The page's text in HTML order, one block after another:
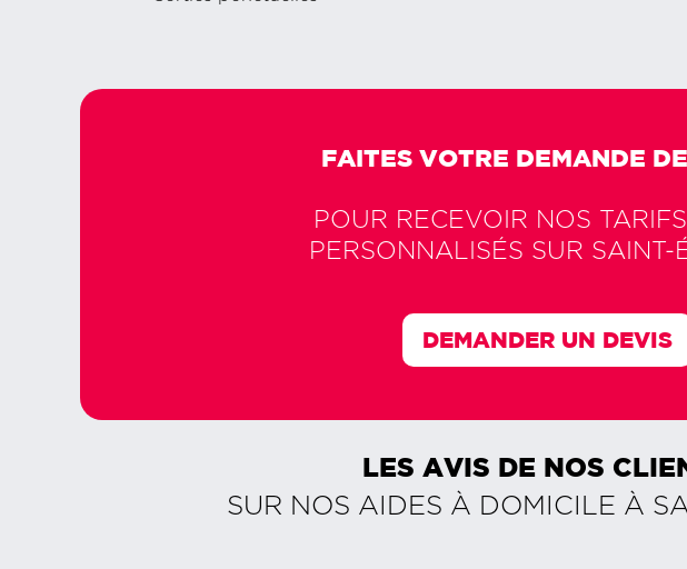
FAITES VOTRE DEMANDE
POUR RECEVOIR NOS
PERSONNALISÉS SUR SAINT-
DEMANDER UN DEVIS
LES AVIS DE NOS
SUR NOS AIDES À DOMICILE À